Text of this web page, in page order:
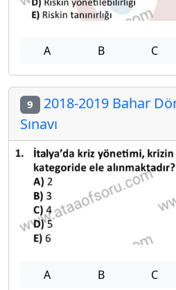
A B C
9 2018-2019 Bahar
Sınavı
A B C